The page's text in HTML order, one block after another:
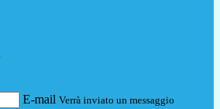
E-mail Verrà inviato un messaggio